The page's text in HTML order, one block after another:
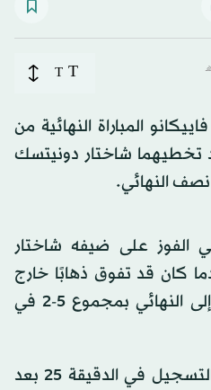
T
T
المباراة النهائية من
تخطيهما شاختار دونيتسك
نصف النهائي.
الفوز على ضيفه شاختار
بنتيجة 2-1، بعدما كان قد تفوق ذهابًا خارج
أرضه بنتيجة 3-1، ليتأهل إلى النهائي بمجموع 5-2 في
وافتتح الفريق الإنجليزي التسجيل في الدقيقة 25 بعد